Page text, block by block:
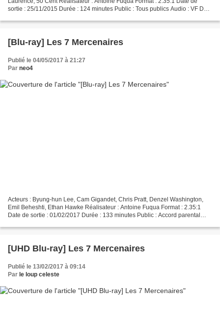
sortie : 25/11/2015 Durée : 124 minutes Public : Tous publics Audio : VF DTS
[Blu-ray] Les 7 Mercenaires
Publié le 04/05/2017 à 21:27
Par neo4
Acteurs : Byung-hun Lee, Cam Gigandet, Chris Pratt, Denzel Washington,
Emil Beheshti, Ethan Hawke Réalisateur : Antoine Fuqua Format : 2.35:1
Date de sortie : 01/02/2017 Durée : 133 minutes Public : Accord parental
[UHD Blu-ray] Les 7 Mercenaires
Publié le 13/02/2017 à 09:14
Par le loup celeste